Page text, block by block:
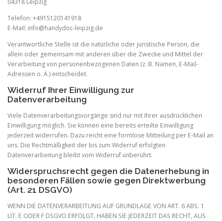
Telefon: +4915120141918
E-Mail: info@handydoc-leipzig.de
Verantwortliche Stelle ist die natürliche oder juristische Person, die
allein oder gemeinsam mit anderen über die Zwecke und Mittel der
Verarbeitung von personenbezogenen Daten (z. B. Namen, E-Mail-
Adressen o. Ä.) entscheidet.
Widerruf Ihrer Einwilligung zur
Datenverarbeitung
Viele Datenverarbeitungsvorgänge sind nur mit Ihrer ausdrücklichen
Einwilligung möglich. Sie können eine bereits erteilte Einwilligung
jederzeit widerrufen. Dazu reicht eine formlose Mitteilung per E-Mail an
uns. Die Rechtmäßigkeit der bis zum Widerruf erfolgten
Datenverarbeitung bleibt vom Widerruf unberührt.
Widerspruchsrecht gegen die Datenerhebung in
besonderen Fällen sowie gegen Direktwerbung
(Art. 21 DSGVO)
WENN DIE DATENVERARBEITUNG AUF GRUNDLAGE VON ART. 6 ABS. 1
LIT. E ODER F DSGVO ERFOLGT, HABEN SIE JEDERZEIT DAS RECHT, AUS